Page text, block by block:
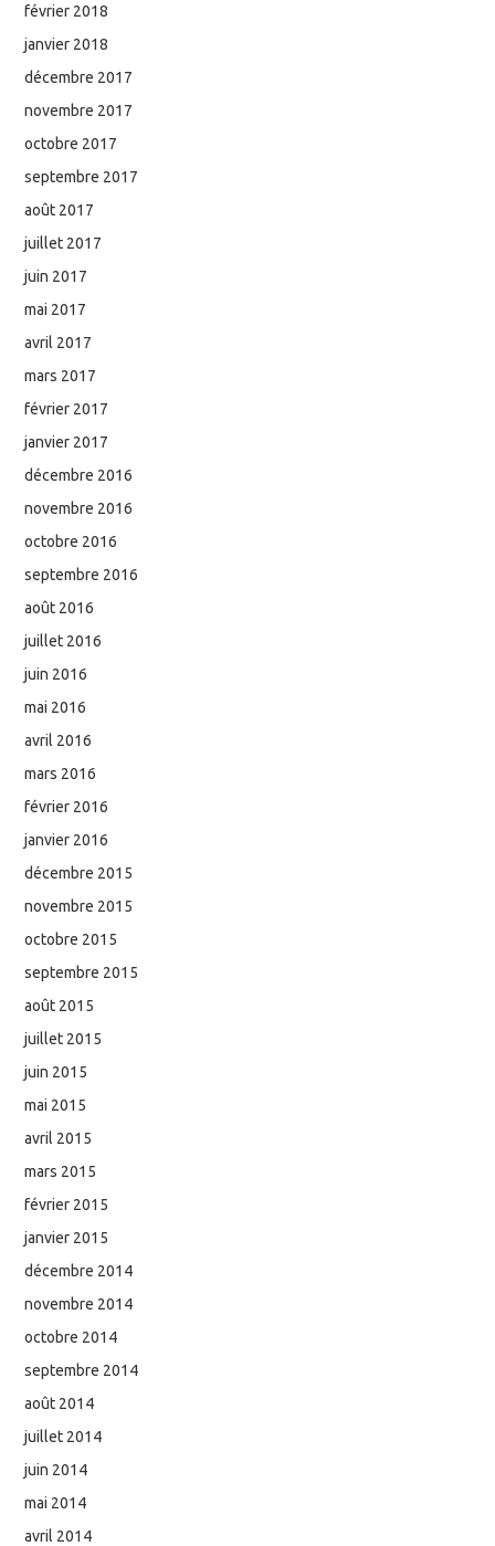
février 2018
janvier 2018
décembre 2017
novembre 2017
octobre 2017
septembre 2017
août 2017
juillet 2017
juin 2017
mai 2017
avril 2017
mars 2017
février 2017
janvier 2017
décembre 2016
novembre 2016
octobre 2016
septembre 2016
août 2016
juillet 2016
juin 2016
mai 2016
avril 2016
mars 2016
février 2016
janvier 2016
décembre 2015
novembre 2015
octobre 2015
septembre 2015
août 2015
juillet 2015
juin 2015
mai 2015
avril 2015
mars 2015
février 2015
janvier 2015
décembre 2014
novembre 2014
octobre 2014
septembre 2014
août 2014
juillet 2014
juin 2014
mai 2014
avril 2014